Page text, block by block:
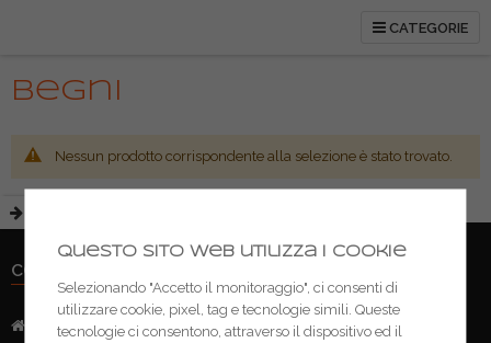
CATEGORIE
Begni
Nessun prodotto corrispondente alla selezione è stato trovato.
CONTATTI
Indirizzo:Via Mazzini, 52 - 46043 Castiglione delle Stivere (MN)
Questo sito web utilizza i cookie
Selezionando "Accetto il monitoraggio", ci consenti di
utilizzare cookie, pixel, tag e tecnologie simili. Queste
tecnologie ci consentono, attraverso il dispositivo ed il